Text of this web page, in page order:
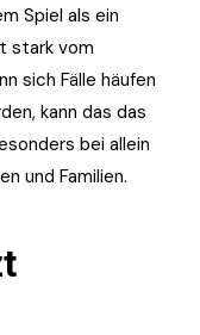
Spiel als ein
stark vom
sich Fälle häufen
kann das das
bei allein
und Familien.